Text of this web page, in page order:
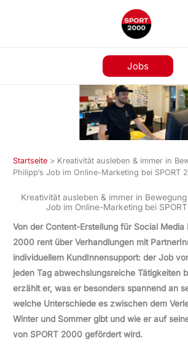
Jobs
Startseite > Kreativität ausleben & immer in
Philipp‘s Job im Online-Marketing bei SPORT
Kreativität ausleben & immer in Bewegung
Job im Online-Marketing bei
Von der Content-Erstellung für Social Media
2000 rent über Verhandlungen mit
individuellem KundInnensupport: der Job
jeden Tag abwechslungsreiche Tätigkeiten
erzählt er, was er besonders spannend an
welche Unterschiede es zwischen dem
Winter und Sommer gibt und wie er auf
von SPORT 2000 gefördert wird.